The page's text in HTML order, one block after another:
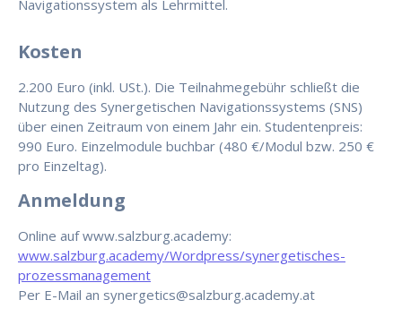
Navigationssystem als Lehrmittel.
Kosten
2.200 Euro (inkl. USt.). Die Teilnahmegebühr schließt die
Nutzung des Synergetischen Navigationssystems (SNS)
über einen Zeitraum von einem Jahr ein. Studentenpreis:
990 Euro. Einzelmodule buchbar (480 €/Modul bzw. 250 €
pro Einzeltag).
Anmeldung
Online auf www.salzburg.academy:
www.salzburg.academy/Wordpress/synergetisches-
prozessmanagement
Per E-Mail an synergetics@salzburg.academy.at